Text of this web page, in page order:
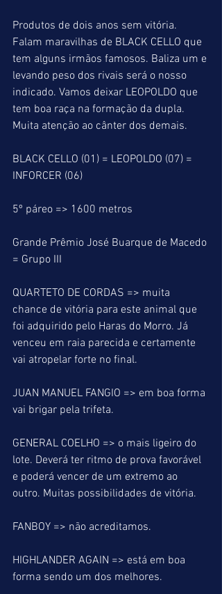
Produtos de dois anos sem vitória.
Falam maravilhas de BLACK CELLO que
tem alguns irmãos famosos. Baliza um e
levando peso dos rivais será o nosso
indicado. Vamos deixar LEOPOLDO que
tem boa raça na formação da dupla.
Muita atenção ao cânter dos demais.
BLACK CELLO (01) = LEOPOLDO (07) =
INFORCER (06)
5º páreo => 1600 metros
Grande Prêmio José Buarque de Macedo
= Grupo III
QUARTETO DE CORDAS => muita
chance de vitória para este animal que
foi adquirido pelo Haras do Morro. Já
venceu em raia parecida e certamente
vai atropelar forte no final.
JUAN MANUEL FANGIO => em boa forma
vai brigar pela trifeta.
GENERAL COELHO => o mais ligeiro do
lote. Deverá ter ritmo de prova favorável
e poderá vencer de um extremo ao
outro. Muitas possibilidades de vitória.
FANBOY => não acreditamos.
HIGHLANDER AGAIN => está em boa
forma sendo um dos melhores.